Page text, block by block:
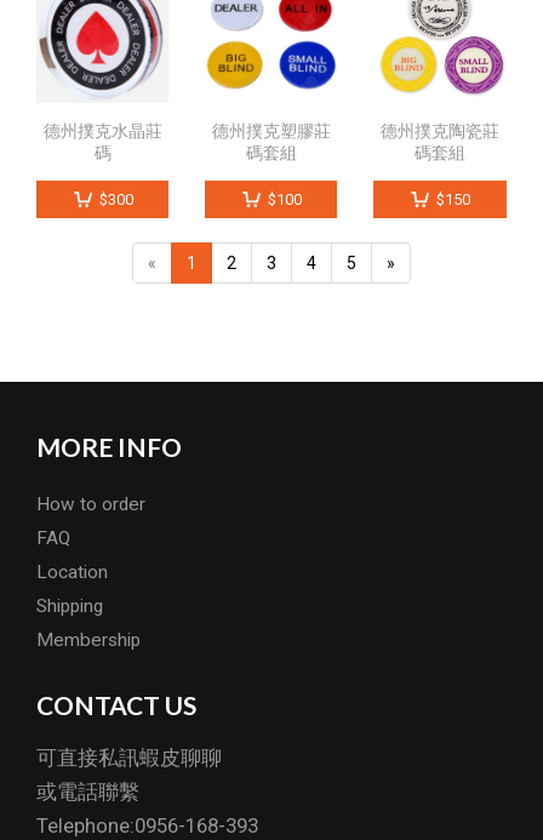
德州撲克水晶莊
碼
$300
德州撲克塑膠莊
碼套組
$100
德州撲克陶瓷莊
碼套組
$150
« 1 (current)
2 3 4 5 »
MORE INFO
How to order
FAQ
Location
Shipping
Membership
CONTACT US
可直接私訊蝦皮聊聊
或電話聯繫
Telephone:0956-168-393